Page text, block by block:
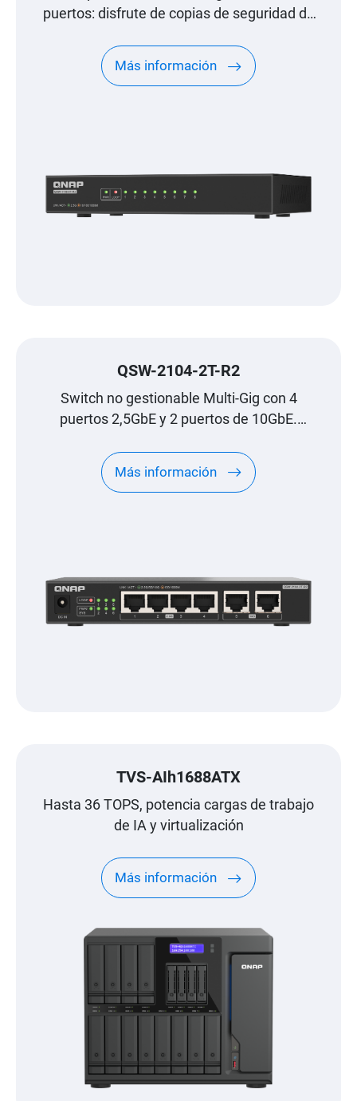
puertos: disfrute de copias de seguridad de
videojuegos sin problemas
Más información
QSW-2104-2T-R2
Switch no gestionable Multi-Gig con 4
puertos 2,5GbE y 2 puertos de 10GbE.
Más información
TVS-AIh1688ATX
Hasta 36 TOPS, potencia cargas de trabajo
de IA y virtualización
Más información